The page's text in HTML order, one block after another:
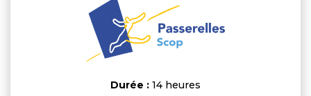
Durée : 14 heures